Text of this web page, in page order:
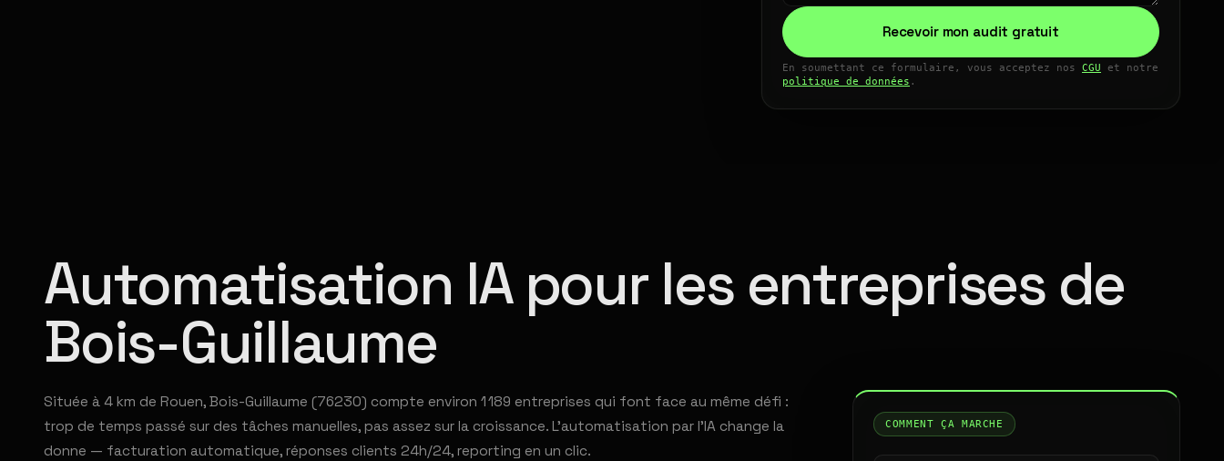
Recevoir mon audit gratuit
En soumettant ce formulaire, vous acceptez nos CGU et notre
politique de données .
Automatisation IA pour les entreprises de
Bois-Guillaume
Située à 4 km de Rouen, Bois-Guillaume (76230) compte environ 1 189 entreprises qui font face au même défi :
trop de temps passé sur des tâches manuelles, pas assez sur la croissance. L'automatisation par l'IA change la
donne — facturation automatique, réponses clients 24h/24, reporting en un clic.
COMMENT ÇA MARCHE